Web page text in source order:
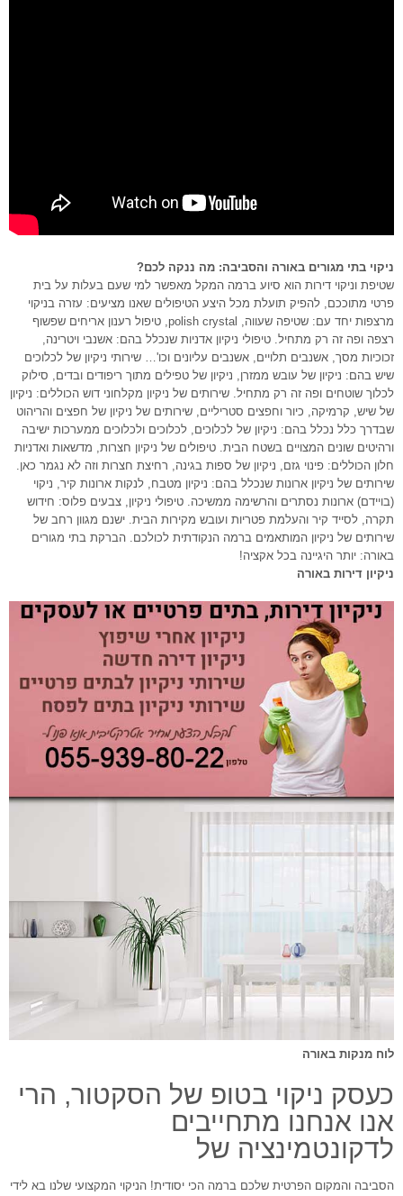
ניקוי בתי מגורים באורה והסביבה: מה ננקה לכם?
שטיפת וניקוי דירות הוא סיוע ברמה המקל מאפשר למי שעם בעלות על בית
פרטי מתוככם, להפיק תועלת מכל היצע הטיפולים שאנו מציעים: עזרה בניקוי
מרצפות יחד עם: שטיפה שעווה, polish crystal, טיפול רענון אריחים שפשוף
רצפה ופה זה רק מתחיל. טיפולי ניקיון אדניות שנכלל בהם: אשנבי ויטרינה,
זכוכיות מסך, אשנבים תלויים, אשנבים עליונים וכו'… שירותי ניקיון של לכלוכים
שיש בהם: ניקיון של עובש ממזרן, ניקיון של טפילים מתוך ריפודים ובדים, סילוק
לכלוך שוטחים ופה זה רק מתחיל. שירותים של ניקיון מקלחוני דוש הכוללים: ניקיון
של שיש, קרמיקה, כיור וחפצים סטריליים, שירותים של ניקיון של חפצים והריהוט
שבדרך כלל נכלל בהם: ניקיון של לכלוכים, לכלוכים ולכלוכים ממערכות ישיבה
ורהיטים שונים המצויים בשטח הבית. טיפולים של ניקיון חצרות, מדשאות ואדניות
חלון הכוללים: פינוי גזם, ניקיון של ספות בגינה, רחיצת חצרות וזה לא נגמר כאן.
שירותים של ניקיון ארונות שנכלל בהם: ניקיון מטבח, לנקות ארונות קיר, ניקוי
(בויידם) ארונות נסתרים והרשימה ממשיכה. טיפולי ניקיון, צבעים פלוס: חידוש
תקרה, לסייד קיר והעלמת פטריות ועובש מקירות הבית. ישנם מגוון רחב של
שירותים של ניקיון המותאמים ברמה הנקודתית לכולכם. הברקת בתי מגורים
באורה: יותר היגיינה בכל אקציה!
ניקיון דירות באורה
לוח מנקות באורה
כעסק ניקוי בטופ של הסקטור, הרי
אנו אנחנו מתחייבים
לדקונטמינציה של
הסביבה והמקום הפרטית שלכם ברמה הכי יסודית! הניקוי המקצועי שלנו בא לידי